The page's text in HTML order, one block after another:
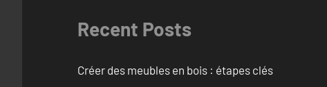
Recent Posts
Créer des meubles en bois : étapes clés